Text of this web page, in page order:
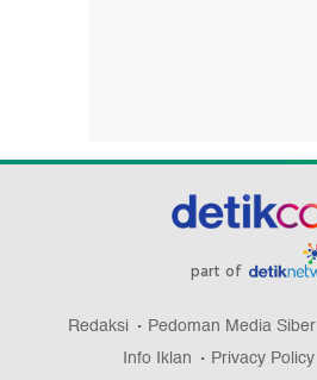
part of
Redaksi Pedoman Media Siber
Info Iklan
Privacy Policy